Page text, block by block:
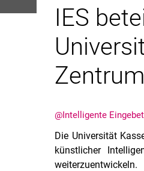
IES
@Intelligente
Die Universität
künstlicher